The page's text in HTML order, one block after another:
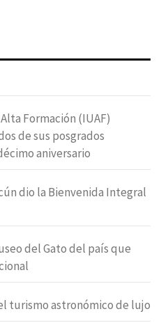
Formación (IUAF)
de sus posgrados
aniversario
dio la Bienvenida Integral
del Gato del país que
turismo astronómico de lujo